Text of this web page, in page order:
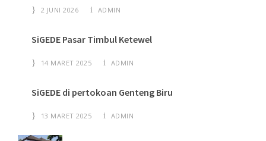
2 JUNI 2026 ADMIN
SiGEDE Pasar Timbul Ketewel
14 MARET 2025 ADMIN
SiGEDE di pertokoan Genteng Biru
13 MARET 2025 ADMIN